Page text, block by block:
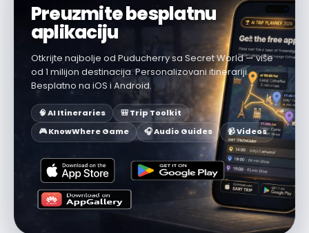
Preuzmite besplatnu
aplikaciju
Otkrijte najbolje od Puducherry sa Secret World — više
od 1 milijon destinacija. Personalizovani itinerariji.
Besplatno na iOS i Android.
🧠 AI Itineraries
🎒 Trip Toolkit
🎮 KnowWhere Game
🎧 Audio Guides 📹 Videos